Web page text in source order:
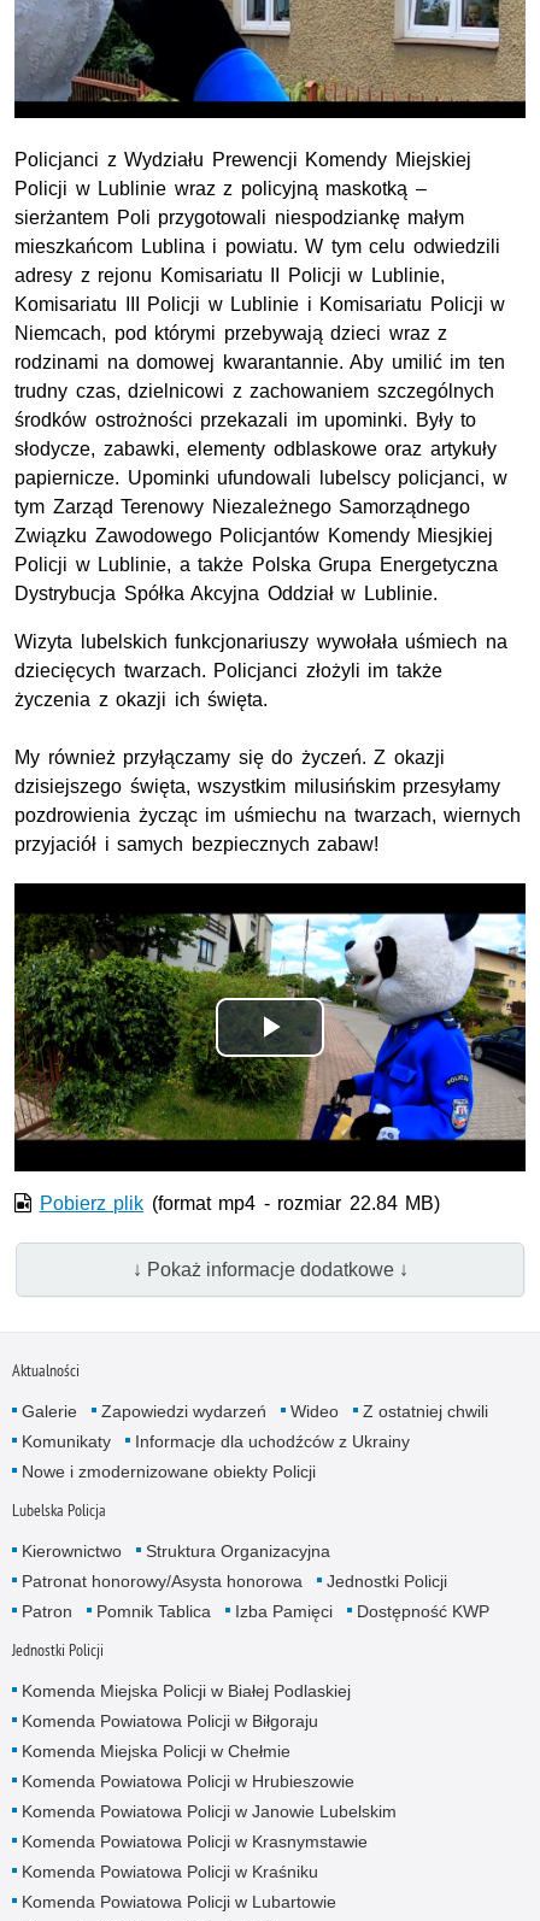
Policjanci z Wydziału Prewencji Komendy Miejskiej
Policji w Lublinie wraz z policyjną maskotką –
sierżantem Poli przygotowali niespodziankę małym
mieszkańcom Lublina i powiatu. W tym celu odwiedzili
adresy z rejonu Komisariatu
Policji w Lublinie,
Komisariatu
Policji w Lublinie i Komisariatu Policji w
Niemcach, pod którymi przebywają dzieci wraz z
rodzinami na domowej kwarantannie. Aby umilić im ten
trudny czas, dzielnicowi z zachowaniem szczególnych
środków ostrożności przekazali im upominki. Były to
słodycze, zabawki, elementy odblaskowe oraz artykuły
papiernicze. Upominki ufundowali lubelscy policjanci, w
tym Zarząd Terenowy Niezależnego Samorządnego
Związku Zawodowego Policjantów Komendy Miesjkiej
Policji w Lublinie, a także Polska Grupa Energetyczna
Dystrybucja Spółka Akcyjna Oddział w Lublinie.
Wizyta lubelskich funkcjonariuszy wywołała uśmiech na
dziecięcych twarzach. Policjanci złożyli im także
życzenia z okazji ich święta.
My również przyłączamy się do życzeń. Z okazji
dzisiejszego święta, wszystkim milusińskim przesyłamy
pozdrowienia życząc im uśmiechu na twarzach, wiernych
przyjaciół i samych bezpiecznych zabaw!
Odtwórz
wideo
Pobierz plik (format mp4 - rozmiar 22.84 MB)
↓ Pokaż informacje dodatkowe ↓
Aktualności
Galerie Zapowiedzi wydarzeń Wideo
Z ostatniej chwili
Komunikaty
Informacje dla uchodźców z Ukrainy
Nowe i zmodernizowane obiekty Policji
Lubelska Policja
Kierownictwo
Struktura Organizacyjna
Patronat honorowy/Asysta honorowa
Jednostki Policji
Patron
Pomnik Tablica Izba Pamięci Dostępność KWP
Jednostki Policji
Komenda Miejska Policji w Białej Podlaskiej
Komenda Powiatowa Policji w Biłgoraju
Komenda Miejska Policji w Chełmie
Komenda Powiatowa Policji w Hrubieszowie
Komenda Powiatowa Policji w Janowie Lubelskim
Komenda Powiatowa Policji w Krasnymstawie
Komenda Powiatowa Policji w Kraśniku
Komenda Powiatowa Policji w Lubartowie